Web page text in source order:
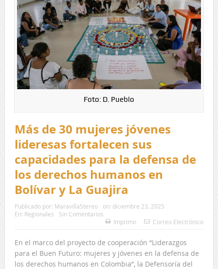
Foto: D. Pueblo
Más de 30 mujeres jóvenes
lideresas fortalecen sus
capacidades para la defensa de
los derechos humanos en
Bolívar y La Guajira
Publicado por: MaravillaStereo on: diciembre 23, 2025
En: Regionales
Sin Comentarios
Imprimir
Correo Electrónico
En el marco del proyecto de cooperación “Liderazgos
para el Buen Futuro: mujeres y jóvenes en la defensa de
los derechos humanos en Colombia”, la Defensoría del